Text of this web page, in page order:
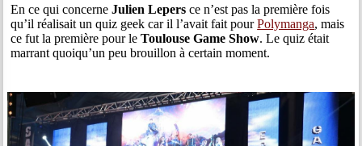
En ce qui concerneJulien Lepers ce n’est pas la première fois
qu’il réalisait un quiz geek car il l’avait fait pourPolymanga, mais
ce fut la première pour leToulouse Game Show. Le quiz était
marrant quoiqu’un peu brouillon à certain moment.